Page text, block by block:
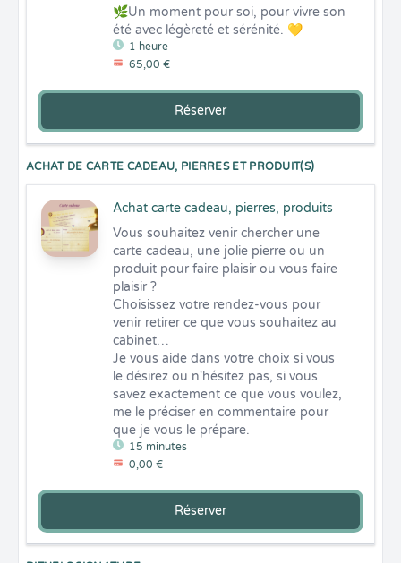
1 heure
65,00 €
🌿Un moment pour soi, pour vivre son
été avec légèreté et sérénité. 💛
Réserver
ACHAT DE CARTE CADEAU, PIERRES ET PRODUIT(S)
Achat carte cadeau, pierres, produits
15 minutes
0,00 €
Vous souhaitez venir chercher une
carte cadeau, une jolie pierre ou un
produit pour faire plaisir ou vous faire
plaisir ?
Choisissez votre rendez-vous pour
venir retirer ce que vous souhaitez au
cabinet…
Je vous aide dans votre choix si vous
le désirez ou n'hésitez pas, si vous
savez exactement ce que vous voulez,
me le préciser en commentaire pour
que je vous le prépare.
Réserver